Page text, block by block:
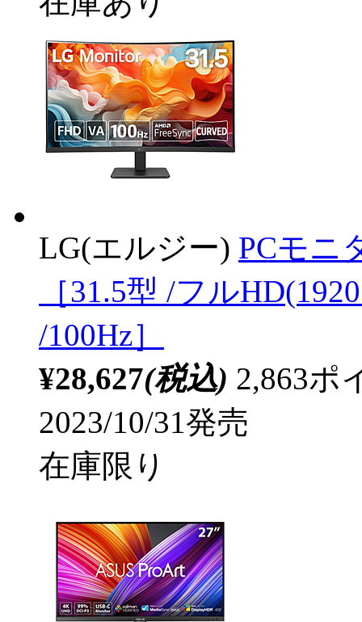
LG(エルジー) PCモニ
［31.5型 /フル
/100Hz］
¥28,627(税込) 2,863ポ
2023/10/31発売
在庫限り